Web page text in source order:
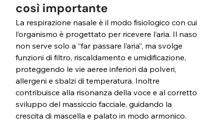
così importante
La respirazione nasale è il modo fisiologico con cui
l’organismo è progettato per ricevere l’aria. Il naso
non serve solo a “far passare l’aria”, ma svolge
funzioni di filtro, riscaldamento e umidificazione,
proteggendo le vie aeree inferiori da polveri,
allergeni e sbalzi di temperatura. Inoltre
contribuisce alla risonanza della voce e al corretto
sviluppo del massiccio facciale, guidando la
crescita di mascella e palato in modo armonico.